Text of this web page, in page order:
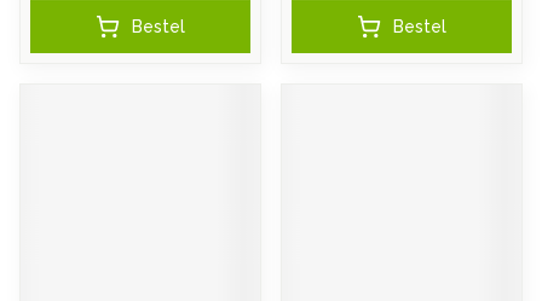
Bestel Bestel